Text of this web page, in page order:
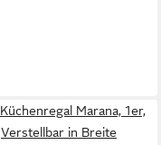
Marana, 1er,
Verstellbar in Breite